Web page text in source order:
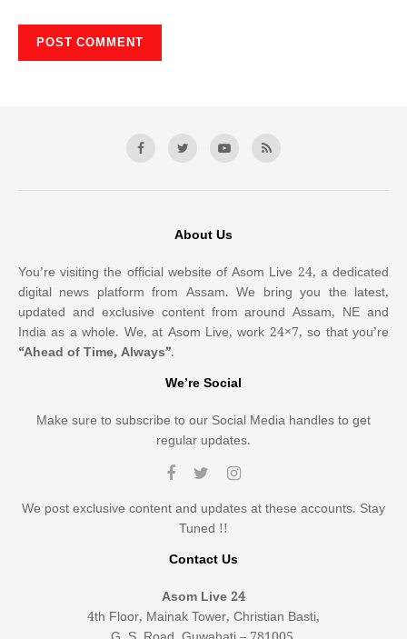
About Us
You’re visiting the official website of Asom Live 24, a dedicated
digital news platform from Assam. We bring you the latest,
updated and exclusive content from around Assam, NE and
India as a whole. We, at Asom Live, work 24×7, so that you’re
“Ahead of Time, Always”.
We’re Social
Make sure to subscribe to our Social Media handles to get
regular updates.
We post exclusive content and updates at these accounts. Stay
Tuned !!
Contact Us
Asom Live 24
4th Floor, Mainak Tower, Christian Basti,